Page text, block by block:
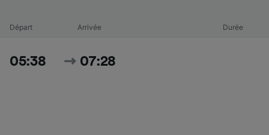
Départ Arrivée Durée
05:38 07:28